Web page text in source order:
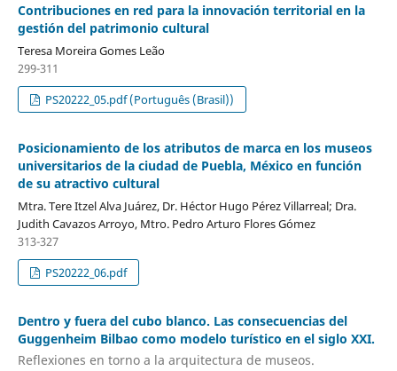
Contribuciones en red para la innovación territorial en la
gestión del patrimonio cultural
Teresa Moreira Gomes Leão
299-311
PS20222_05.pdf (Português (Brasil))
Posicionamiento de los atributos de marca en los museos
universitarios de la ciudad de Puebla, México en función
de su atractivo cultural
Mtra. Tere Itzel Alva Juárez, Dr. Héctor Hugo Pérez Villarreal; Dra.
Judith Cavazos Arroyo, Mtro. Pedro Arturo Flores Gómez
313-327
PS20222_06.pdf
Dentro y fuera del cubo blanco. Las consecuencias del
Guggenheim Bilbao como modelo turístico en el siglo XXI.
Reflexiones en torno a la arquitectura de museos.